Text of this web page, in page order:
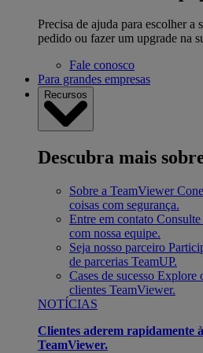
Precisa de ajuda para escolher a
pedido ou fazer um upgrade na
Fale conosco
Para grandes empresas
Recursos
Descubra mais
Sobre a TeamViewer
coisas com segurança.
Entre em contato
com nossa equipe.
Seja nosso parceiro
de parcerias TeamUP.
Cases de sucesso Explore
clientes TeamViewer.
NOTÍCIAS
Clientes aderem rapidamente
TeamViewer.